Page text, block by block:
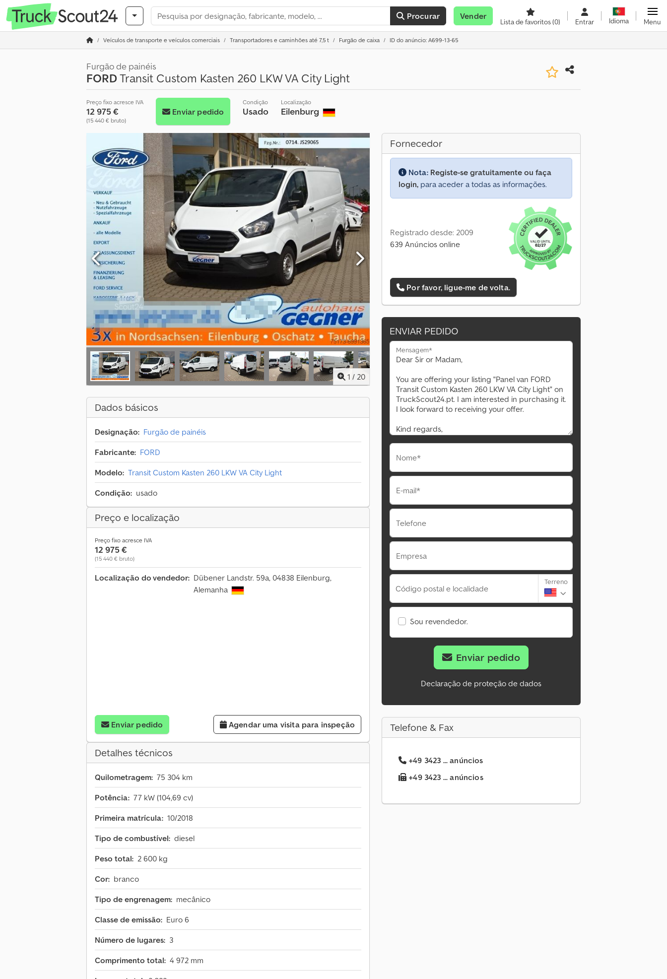
Procurar Vender
Lista de favoritos(0) Entrar Idioma Menu
Veículos de transporte e veículos comerciais Transportadores e caminhões até 7,5 t Furgão de caixa ID do anúncio: A699-13-65
Furgão de painéis
FORDTransit Custom Kasten 260 LKW VA City Light
Preço fixo acresce IVA
12 975 €
(15 440 € bruto)
Enviar pedido
Condição
Usado
Localização
Eilenburg
1 / 20
Dados básicos
Designação: Furgão de painéis
Fabricante: FORD
Modelo: Transit Custom Kasten 260 LKW VA City Light
Condição: usado
Preço e localização
Preço fixo acresce IVA
12 975 €
(15 440 € bruto)
Localização do vendedor: Dübener Landstr. 59a, 04838 Eilenburg,
Alemanha
Enviar pedido Agendar uma visita para inspeção
Detalhes técnicos
Quilometragem: 75 304 km
Potência: 77 kW (104,69 cv)
Primeira matrícula: 10/2018
Tipo de combustível: diesel
Peso total: 2 600 kg
Cor: branco
Tipo de engrenagem: mecânico
Classe de emissão: Euro 6
Número de lugares: 3
Comprimento total: 4 972 mm
Fornecedor
Nota: Registe-se gratuitamente ou faça
login, para aceder a todas as informações.
Registrado desde: 2009
639 Anúncios online
Por favor, ligue-me de volta.
ENVIAR PEDIDO
Mensagem*
Nome*
E-mail*
Telefone
Empresa
Código postal e localidade
Terreno
Sou revendedor.
Enviar pedido
Declaração de proteção de dados
Telefone & Fax
+49 3423 ... anúncios
+49 3423 ... anúncios